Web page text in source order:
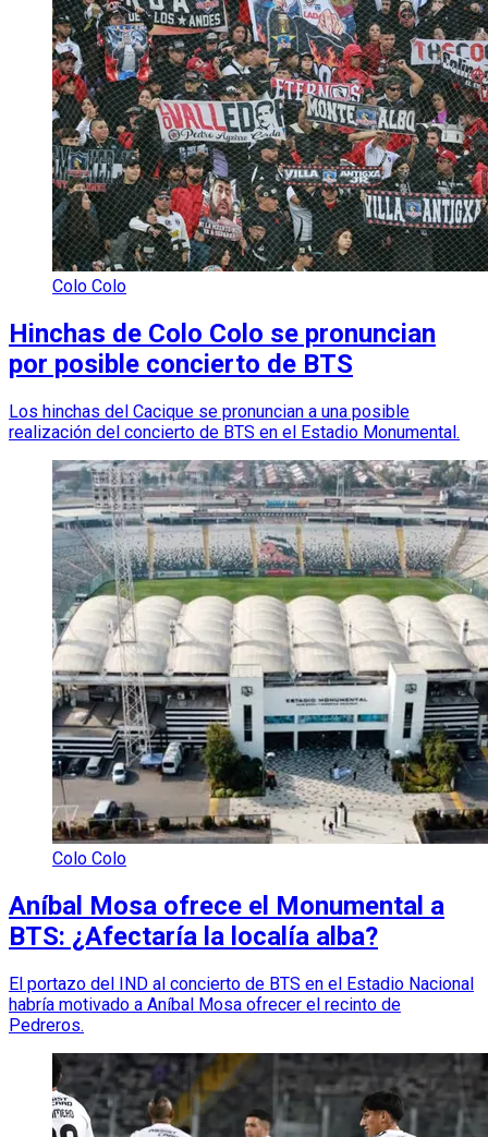
Colo Colo
Hinchas de Colo Colo se pronuncian
por posible concierto de BTS
Los hinchas del Cacique se pronuncian a una posible
realización del concierto de BTS en el Estadio Monumental.
Colo Colo
Aníbal Mosa ofrece el Monumental a
BTS: ¿Afectaría la localía alba?
El portazo del IND al concierto de BTS en el Estadio Nacional
habría motivado a Aníbal Mosa ofrecer el recinto de
Pedreros.